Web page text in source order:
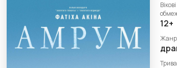
Вікові
12+
Жанр